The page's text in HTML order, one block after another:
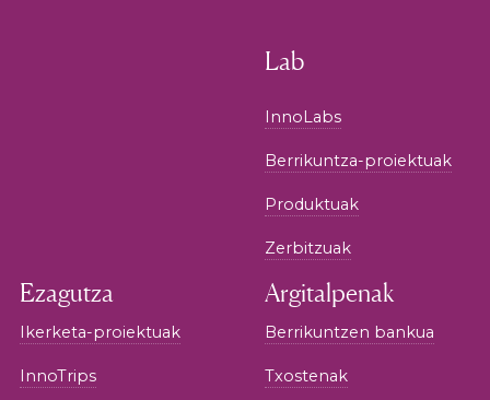
Lab
InnoLabs
Berrikuntza-proiektuak
Produktuak
Zerbitzuak
Ezagutza
Ikerketa-proiektuak
InnoTrips
Argitalpenak
Berrikuntzen bankua
Txostenak